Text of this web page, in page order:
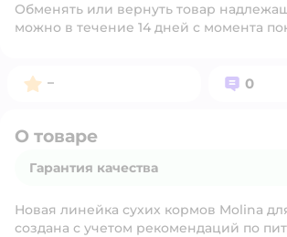
Обменять или вернуть товар
можно в течение 14 дней с момента
Рейтинг:
– Вопросов:
0
О товаре
Гарантия качества
Новая линейка сухих кормов Molina
создана с учетом рекомендаций по